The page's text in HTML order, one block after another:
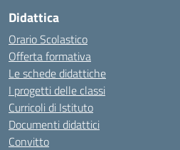
Didattica
Orario Scolastico
Offerta formativa
Le schede didattiche
I progetti delle classi
Curricoli di Istituto
Documenti didattici
Convitto